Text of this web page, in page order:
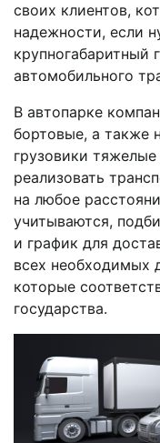
своих клиентов,
надежности, если
крупногабаритный
автомобильного
В автопарке
бортовые, а также
грузовики
реализовать
на любое
учитываются,
и график для
всех необходимых
которые
государства.